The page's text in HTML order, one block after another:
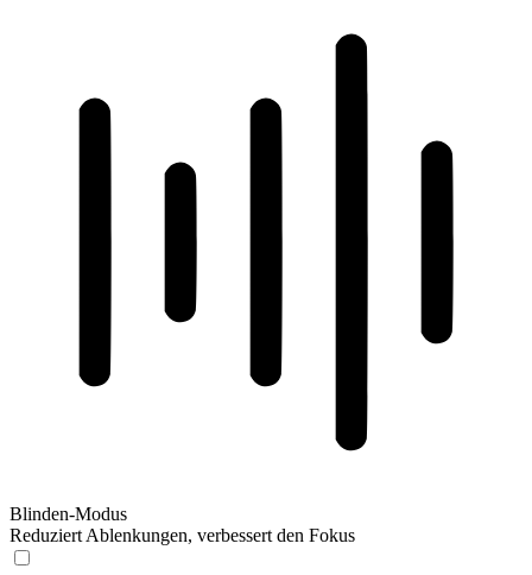
Blinden-Modus
Reduziert Ablenkungen, verbessert den Fokus